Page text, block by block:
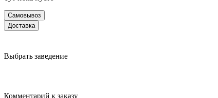
Самовывоз
Доставка
Выбрать заведение
Комментарий к заказу